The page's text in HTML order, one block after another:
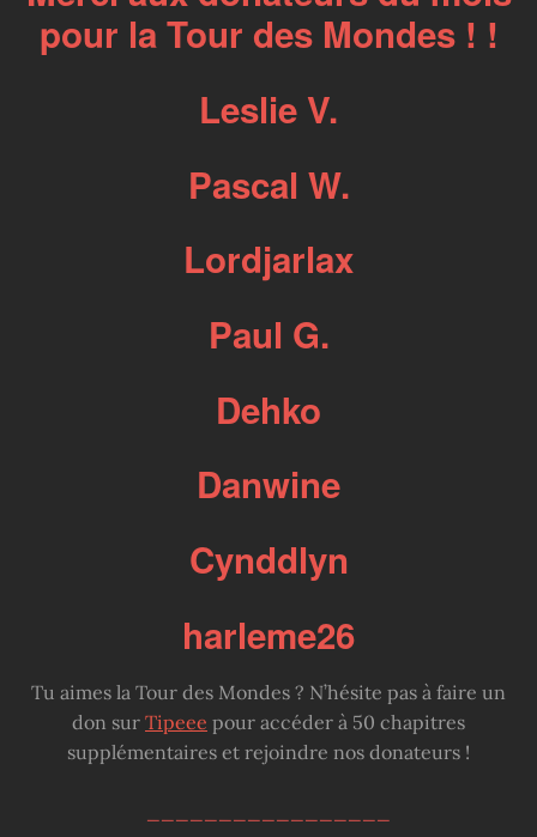
pour la Tour des Mondes ! !
Leslie V.
Pascal W.
Lordjarlax
Paul G.
Dehko
Danwine
Cynddlyn
harleme26
Tu aimes la Tour des Mondes ? N’hésite pas à faire un
don sur Tipeee pour accéder à 50 chapitres
supplémentaires et rejoindre nos donateurs !